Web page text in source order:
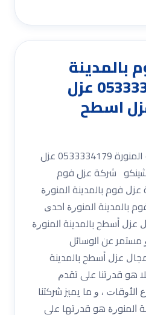
بالمدينة
المنورة 0533334179 عزل
اسطح
شركة عزل فوم بالمدينة المنورة 0533334179 عزل
شركة عزل فوم
فوم ﺑﺎﻟﻤﺪﻳﻨﺔ ﺍﻟﻤﻨﻮﺭﺓ
ﺑﺎﻟﻤﺪﻳﻨﺔ ﺍﻟﻤﻨﻮﺭﺓ ﺍﺣﺪﻯ
ﻋﺰﻝ ﺃﺳﻄﺢ ﺑﺎﻟﻤﺪﻳﻨﺔ ﺍﻟﻤﻨﻮﺭﺓ
ﻣﺴﺘﻤﺮ ﻋﻦ ﺍﻟﻮﺳﺎﺋﻞ
ﻋﺰﻝ ﺃﺳﻄﺢ ﺑﺎﻟﻤﺪﻳﻨﺔ
ﻫﻮ ﻗﺪﺭﺗﻨﺎ ﻋﻠﻰ ﺗﻘﺪﻡ
ﺍﻷﻭﻗﺎﺕ ، ﻭ ﻣﺎ ﻳﻤﻴﺰ ﺷﺮﻛﺘﻨﺎ
ﺍﻟﻤﻨﻮﺭﺓ ﻫﻮ ﻗﺪﺭﺗﻬﺎ ﻋﻠﻰ